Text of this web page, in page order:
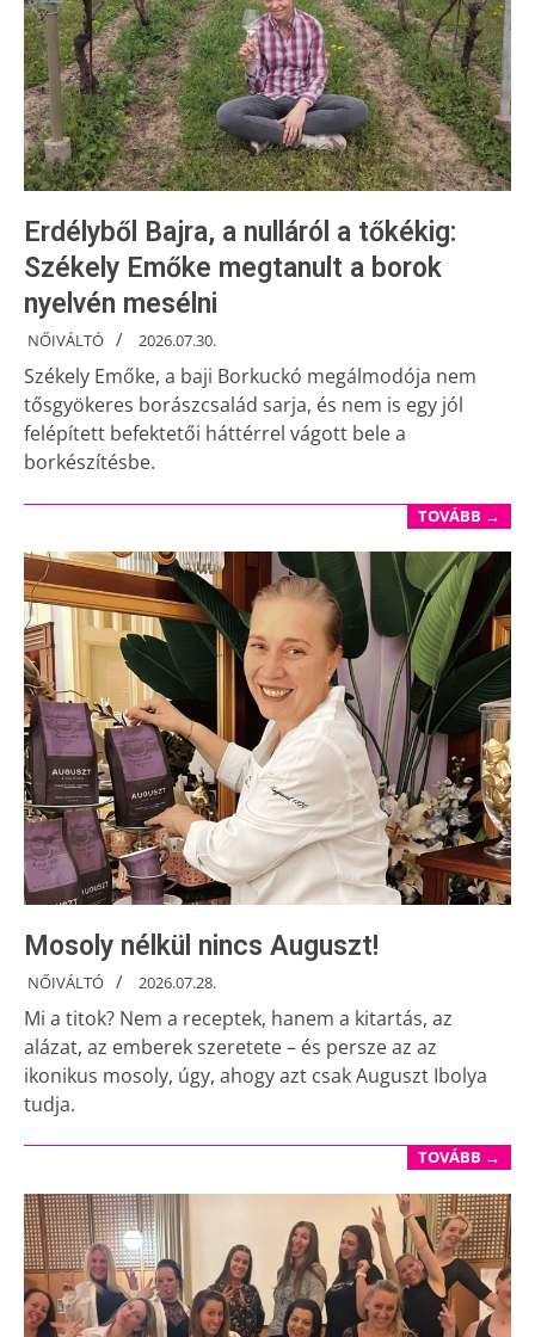
Erdélyből Bajra, a nulláról a tőkékig:
Székely Emőke megtanult a borok
nyelvén mesélni
NŐIVÁLTÓ 2026.07.30.
Székely Emőke, a baji Borkuckó megálmodója nem
tősgyökeres borászcsalád sarja, és nem is egy jól
felépített befektetői háttérrel vágott bele a
borkészítésbe.
TOVÁBB →
Mosoly nélkül nincs Auguszt!
NŐIVÁLTÓ 2026.07.28.
Mi a titok? Nem a receptek, hanem a kitartás, az
alázat, az emberek szeretete – és persze az az
ikonikus mosoly, úgy, ahogy azt csak Auguszt Ibolya
tudja.
TOVÁBB →